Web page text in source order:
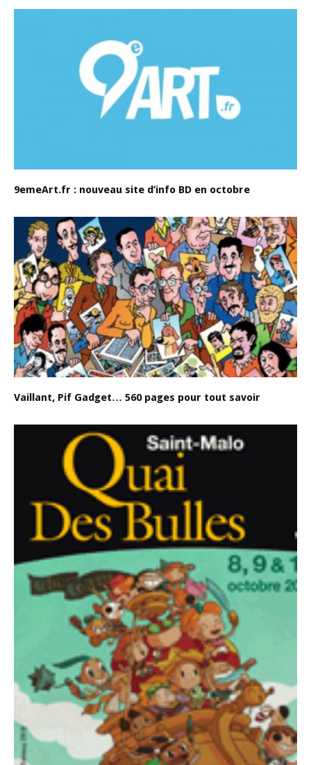
9emeArt.fr : nouveau site d’info BD en octobre
Vaillant, Pif Gadget… 560 pages pour tout savoir